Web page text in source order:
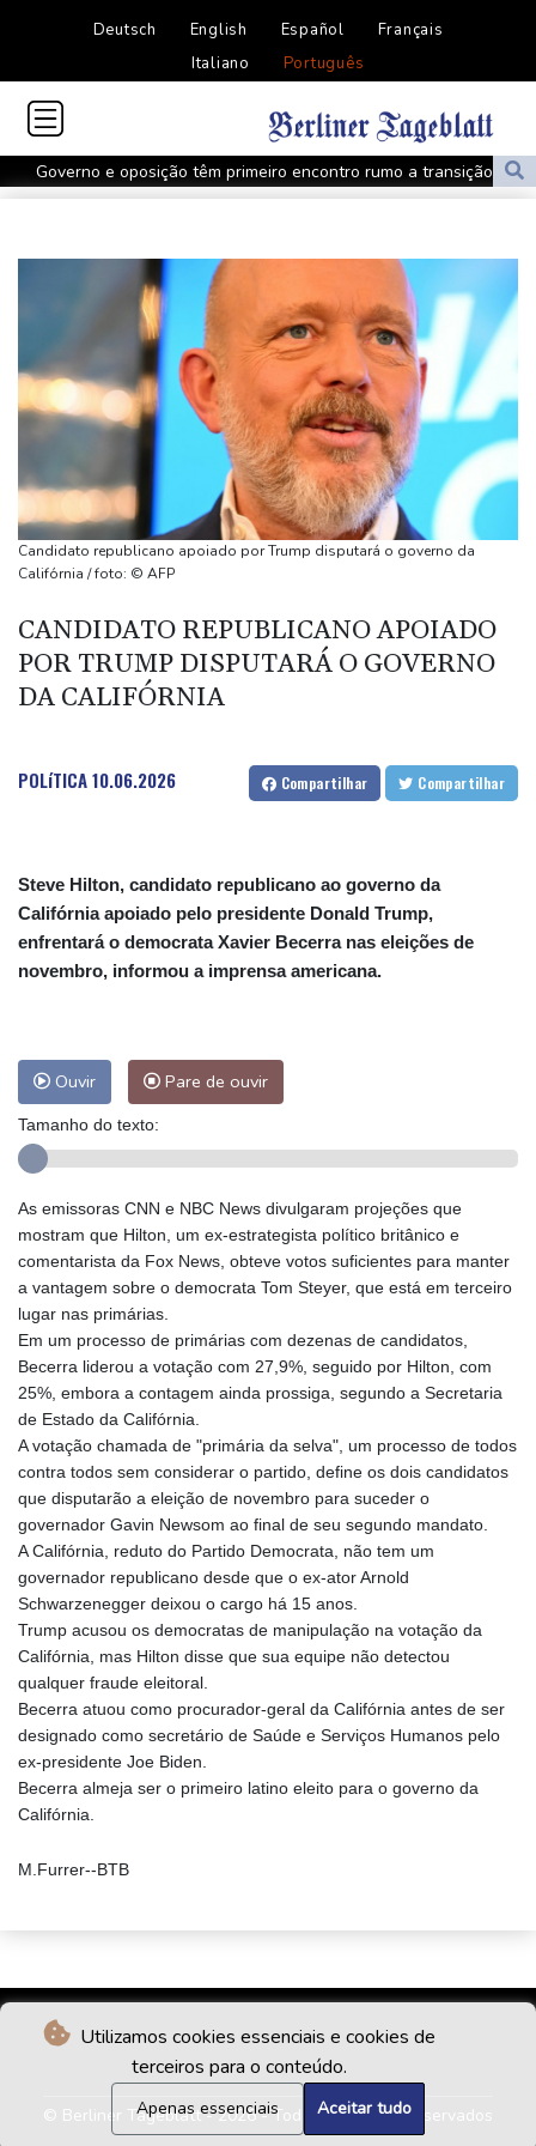
Utilizamos cookies essenciais e cookies de
terceiros para o conteúdo.
Apenas essenciais Aceitar tudo
Deutsch English Español
Français
Italiano
Português
Governo e oposição têm primeiro encontro rumo a transição
política na Venezuela
Governo e oposição têm primeiro encontro para transição política
na Venezuela
Meta é condenada a pagar US$ 567 milhões para estado dos
EUA por caso envolvendo menores nas redes
Lucro da Petrobras dobra com produção recorde e alta do
petróleo
Governo e oposição iniciam diálogo com vistas a uma transição
política na Venezuela
Manifestantes entram em confronto com polícia na Argentina por
projeto de lei em favor da propriedade privada
nascimento
Kompany confia nos reforços do Bayern para conquistar a
Champions
Toronto
Candidato republicano apoiado por Trump disputará o governo da
Califórnia / foto: © AFP
CANDIDATO REPUBLICANO APOIADO
POR TRUMP DISPUTARÁ O GOVERNO
DA CALIFÓRNIA
POLíTICA10.06.2026 Compartilhar Compartilhar
Steve Hilton, candidato republicano ao governo da
Califórnia apoiado pelo presidente Donald Trump,
enfrentará o democrata Xavier Becerra nas eleições de
novembro, informou a imprensa americana.
Ouvir Pare de ouvir
Tamanho do texto:
As emissoras CNN e NBC News divulgaram projeções que
mostram que Hilton, um ex-estrategista político britânico e
comentarista da Fox News, obteve votos suficientes para manter
a vantagem sobre o democrata Tom Steyer, que está em terceiro
lugar nas primárias.
Em um processo de primárias com dezenas de candidatos,
Becerra liderou a votação com 27,9%, seguido por Hilton, com
25%, embora a contagem ainda prossiga, segundo a Secretaria
de Estado da Califórnia.
A votação chamada de "primária da selva", um processo de todos
contra todos sem considerar o partido, define os dois candidatos
que disputarão a eleição de novembro para suceder o
governador Gavin Newsom ao final de seu segundo mandato.
A Califórnia, reduto do Partido Democrata, não tem um
governador republicano desde que o ex-ator Arnold
Schwarzenegger deixou o cargo há 15 anos.
Trump acusou os democratas de manipulação na votação da
Califórnia, mas Hilton disse que sua equipe não detectou
qualquer fraude eleitoral.
Becerra atuou como procurador-geral da Califórnia antes de ser
designado como secretário de Saúde e Serviços Humanos pelo
ex-presidente Joe Biden.
Becerra almeja ser o primeiro latino eleito para o governo da
Califórnia.
M.Furrer--BTB
© Berliner Tageblatt - 2026 - Todos os direitos reservados